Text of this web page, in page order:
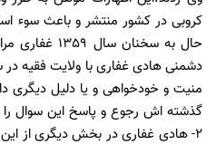
کروبی در کشور منتشر و باعث سوء
حال به
دشمنی هادی غفاری با ولایت فقیه
منیت و خودخواهی و یا دلیل دیگری
گذشته اش رجوع و پاسخ این سوال را
2- هادی غفاری در بخش دیگری از